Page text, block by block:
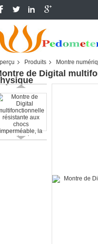
Produits Montre
de Digital